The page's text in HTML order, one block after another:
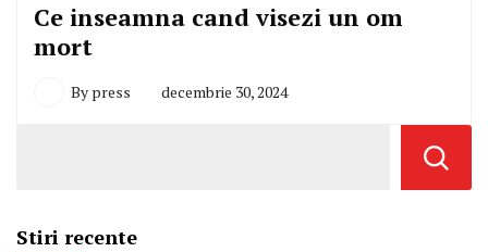
Ce inseamna cand visezi un om
mort
By press decembrie 30, 2024
Stiri recente